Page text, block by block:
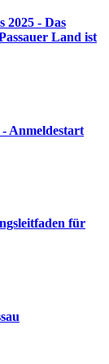
2025 - Das
Land ist
Anmeldestart
für